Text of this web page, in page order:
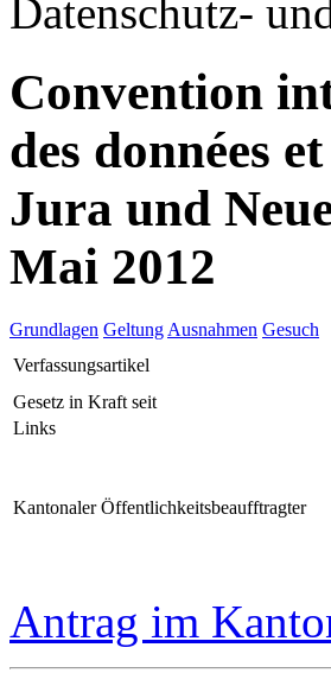
Datenschutz-
Convention
des données
Jura und
Mai 2012
Grundlagen Geltung Ausnahmen Gesuch
Verfassungsartikel
Gesetz in Kraft seit
Links
Kantonaler Öffentlichkeitsbeaufftragter
Antrag im